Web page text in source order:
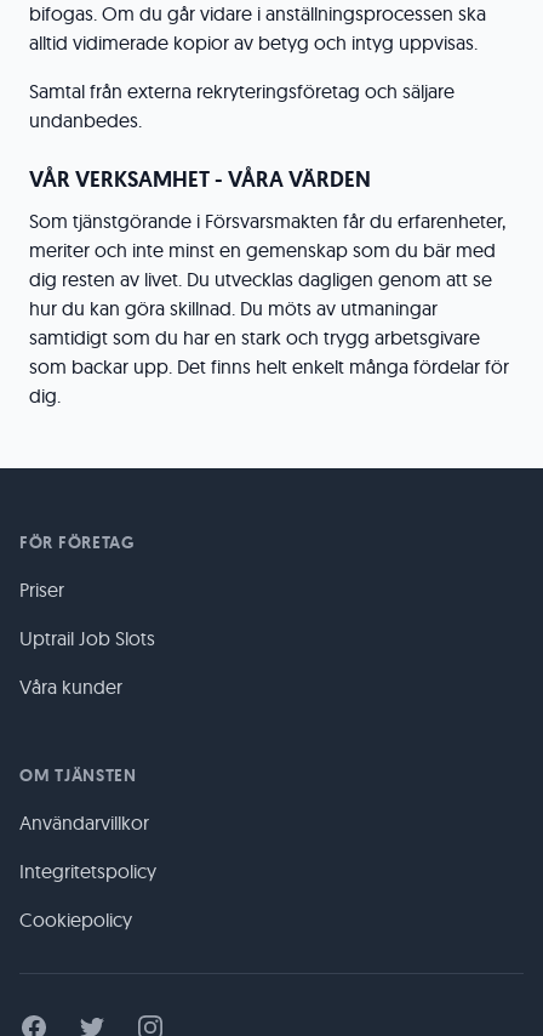
bifogas. Om du går vidare i anställningsprocessen ska
alltid vidimerade kopior av betyg och intyg uppvisas.
Samtal från externa rekryteringsföretag och säljare
undanbedes.
VÅR VERKSAMHET - VÅRA VÄRDEN
Som tjänstgörande i Försvarsmakten får du erfarenheter,
meriter och inte minst en gemenskap som du bär med
dig resten av livet. Du utvecklas dagligen genom att se
hur du kan göra skillnad. Du möts av utmaningar
samtidigt som du har en stark och trygg arbetsgivare
som backar upp. Det finns helt enkelt många fördelar för
dig.
FÖR FÖRETAG
Priser
Uptrail Job Slots
Våra kunder
OM TJÄNSTEN
Användarvillkor
Integritetspolicy
Cookiepolicy
FacebookTwitter Instagram